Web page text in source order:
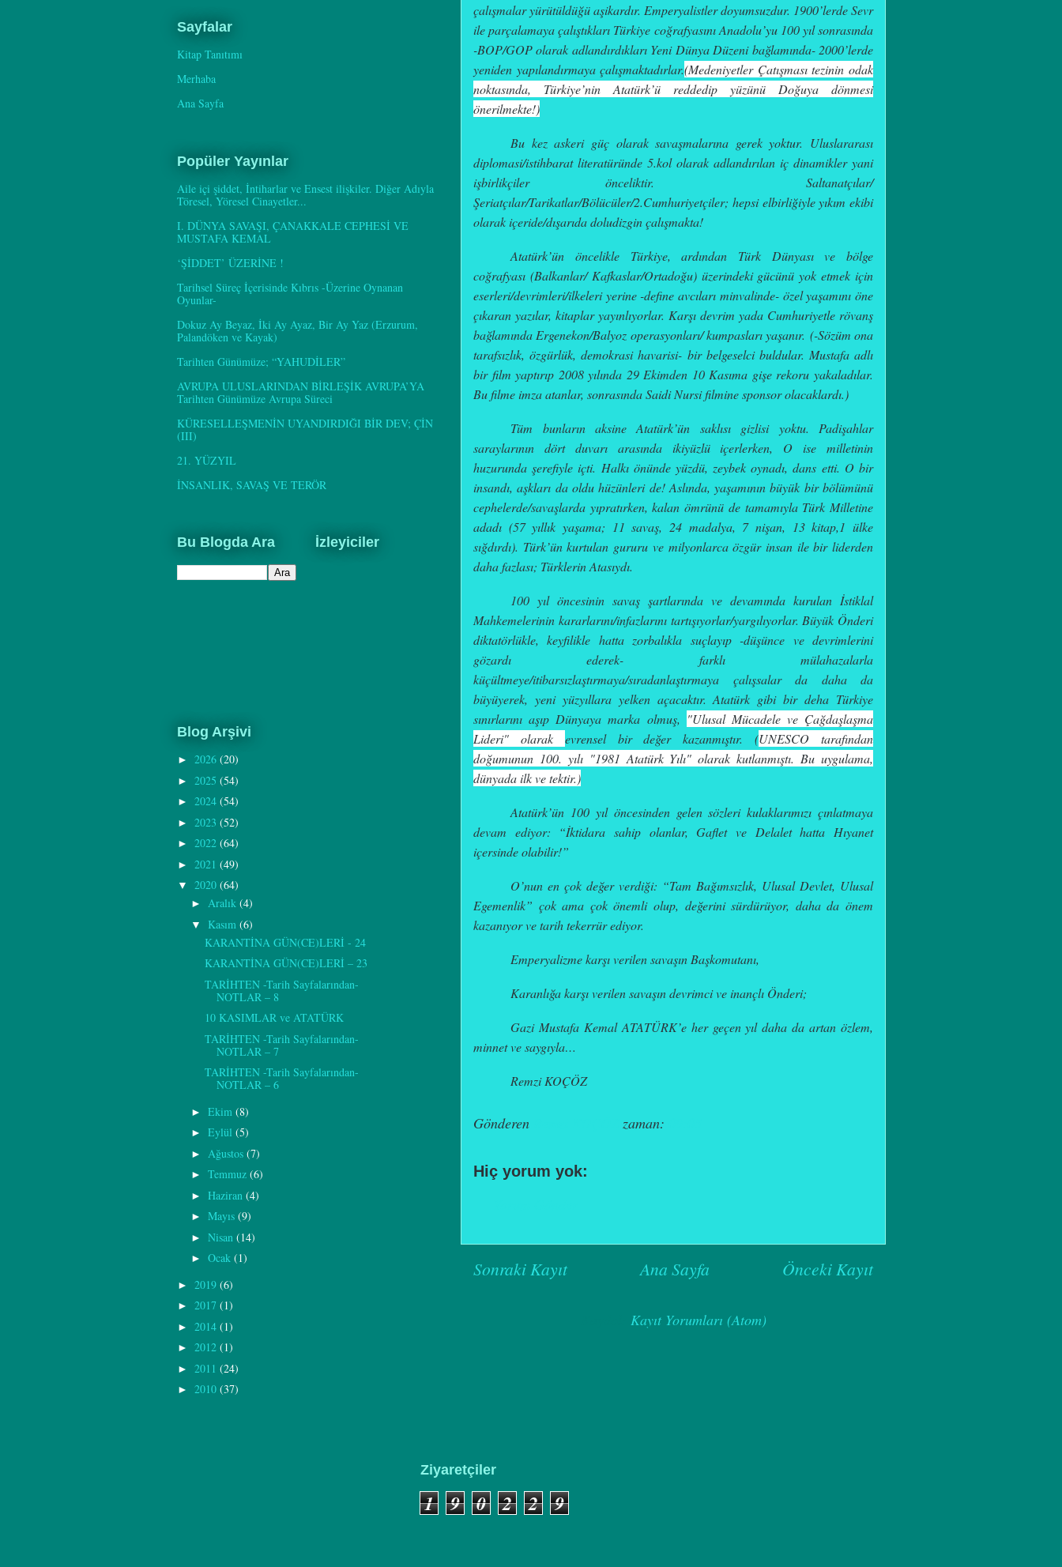
çalışmalar yürütüldüğü aşikardır. Emperyalistler doyumsuzdur. 1900’lerde Sevr
ile parçalamaya çalıştıkları Türkiye coğrafyasını Anadolu’yu 100 yıl sonrasında
-BOP/GOP olarak adlandırdıkları Yeni Dünya Düzeni bağlamında-2000’lerde
yeniden yapılandırmaya çalışmaktadırlar.(Medeniyetler Çatışması tezinin odak
noktasında, Türkiye’nin Atatürk’ü reddedip yüzünü Doğuya dönmesi
önerilmekte!)
Bu kez askeri güç olarak savaşmalarına gerek yoktur. Uluslararası
diplomasi/istihbarat literatüründe 5.kol olarak adlandırılan iç dinamikler yani
işbirlikçilerönceliktir.
Saltanatçılar/
Şeriatçılar/Tarikatlar/Bölücüler/2.Cumhuriyetçiler; hepsi elbirliğiyle yıkım ekibi
olarak içeride/dışarıda doludizgin çalışmakta!
Atatürk’ün öncelikle Türkiye, ardından Türk Dünyası ve bölge
coğrafyası (Balkanlar/ Kafkaslar/Ortadoğu)üzerindeki gücünü yok etmek için
eserleri/devrimleri/ilkeleri yerine -define avcıları minvalinde-özel yaşamını öne
çıkaran yazılar, kitaplar yayınlıyorlar. Karşı devrim yada Cumhuriyetle rövanş
bağlamında Ergenekon/Balyoz operasyonları/ kumpasları yaşanır. (-Sözüm ona
tarafsızlık, özgürlük, demokrasi havarisi- bir belgeselci buldular. Mustafa adlı
bir film yaptırıp 2008 yılında 29 Ekimden 10 Kasıma gişe rekoru yakaladılar.
Bu filme imza atanlar, sonrasında Saidi Nursi filmine sponsor olacaklardı.)
Tüm bunların aksine Atatürk’ün saklısı gizlisi yoktu. Padişahlar
saraylarının dört duvarı arasında ikiyüzlü içerlerken, O ise milletinin
huzurunda şerefiyle içti. Halkı önünde yüzdü, zeybek oynadı, dans etti. O bir
insandı, aşkları da oldu hüzünleri de! Aslında, yaşamının büyük bir bölümünü
cephelerde/savaşlarda yıpratırken, kalan ömrünü de tamamıyla Türk Milletine
adadı (57 yıllık yaşama; 11 savaş, 24 madalya, 7 nişan, 13 kitap,1 ülke
sığdırdı). Türk’ün kurtulan gururu ve milyonlarca özgür insan ile bir liderden
daha fazlası; Türklerin Atasıydı.
100 yıl öncesinin savaş şartlarında ve devamında kurulan İstiklal
Mahkemelerinin kararlarını/infazlarını tartışıyorlar/yargılıyorlar. Büyük Önderi
diktatörlükle, keyfilikle hatta zorbalıkla suçlayıp -düşünce ve devrimlerini
gözardı ederek- farklı mülahazalarla
küçültmeye/itibarsızlaştırmaya/sıradanlaştırmaya çalışsalar da daha da
büyüyerek, yeni yüzyıllara yelken açacaktır. Atatürk gibi bir deha Türkiye
sınırlarını aşıp Dünyaya marka olmuş, "Ulusal Mücadele ve Çağdaşlaşma
Lideri" olarak evrensel bir değer kazanmıştır. (UNESCO tarafından
doğumunun 100. yılı "1981 Atatürk Yılı" olarak kutlanmıştı. Bu uygulama,
dünyada ilk ve tektir.)
Atatürk’ün 100 yıl öncesinden gelen sözleri kulaklarımızı çınlatmaya
devam ediyor: “İktidara sahip olanlar, Gaflet ve Delalet hatta Hıyanet
içersinde olabilir!”
O’nun en çok değer verdiği: “Tam Bağımsızlık, Ulusal Devlet, Ulusal
Egemenlik” çok ama çok önemli olup, değerini sürdürüyor, daha da önem
kazanıyor ve tarih tekerrür ediyor.
Emperyalizme karşı verilen savaşın Başkomutanı,
Karanlığa karşı verilen savaşın devrimci ve inançlı Önderi;
Gazi Mustafa Kemal ATATÜRK’e her geçen yıl daha da artan özlem,
minnet ve saygıyla…
Remzi KOÇÖZ
Gönderen zaman:
Hiç yorum yok:
Sonraki Kayıt Önceki Kayıt
Ana Sayfa
Kayıt Yorumları (Atom)
Sayfalar
Kitap Tanıtımı
Merhaba
Ana Sayfa
Popüler Yayınlar
Aile içi şiddet, İntiharlar ve Ensest ilişkiler. Diğer Adıyla
Töresel, Yöresel Cinayetler...
I. DÜNYA SAVAŞI, ÇANAKKALE CEPHESİ VE
MUSTAFA KEMAL
‘ŞİDDET’ ÜZERİNE !
Tarihsel Süreç İçerisinde Kıbrıs -Üzerine Oynanan
Oyunlar-
Dokuz Ay Beyaz, İki Ay Ayaz, Bir Ay Yaz (Erzurum,
Palandöken ve Kayak)
Tarihten Günümüze; “YAHUDİLER”
AVRUPA ULUSLARINDAN BİRLEŞİK AVRUPA’YA
Tarihten Günümüze Avrupa Süreci
KÜRESELLEŞMENİN UYANDIRDIĞI BİR DEV; ÇİN
(III)
21. YÜZYIL
İNSANLIK, SAVAŞ VE TERÖR
Bu Blogda Ara İzleyiciler
Blog Arşivi
► 2026 (20)
► 2025 (54)
► 2024 (54)
► 2023 (52)
► 2022 (64)
► 2021 (49)
▼ 2020 (64)
► Aralık (4)
▼ Kasım (6)
KARANTİNA GÜN(CE)LERİ - 24
KARANTİNA GÜN(CE)LERİ – 23
TARİHTEN -Tarih Sayfalarından-
NOTLAR – 8
10 KASIMLAR ve ATATÜRK
TARİHTEN -Tarih Sayfalarından-
NOTLAR – 7
TARİHTEN -Tarih Sayfalarından-
NOTLAR – 6
► Ekim (8)
► Eylül (5)
► Ağustos (7)
► Temmuz (6)
► Haziran (4)
► Mayıs (9)
► Nisan (14)
► Ocak (1)
► 2019 (6)
► 2017 (1)
► 2014 (1)
► 2012 (1)
► 2011 (24)
► 2010 (37)
Ziyaretçiler
1 9 0 2 2 9